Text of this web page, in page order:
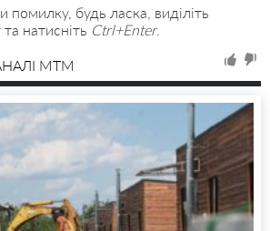
будь ласка, виділіть
натисніть Ctrl+Enter.
MTM